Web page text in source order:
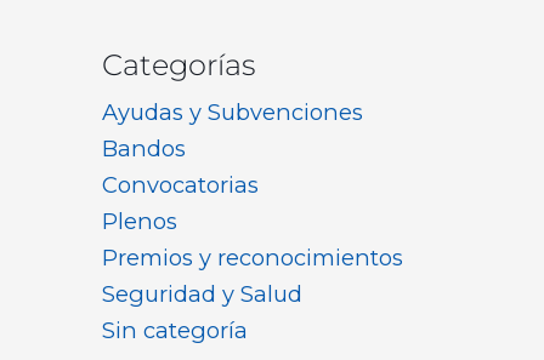
Categorías
Ayudas y Subvenciones
Bandos
Convocatorias
Plenos
Premios y reconocimientos
Seguridad y Salud
Sin categoría